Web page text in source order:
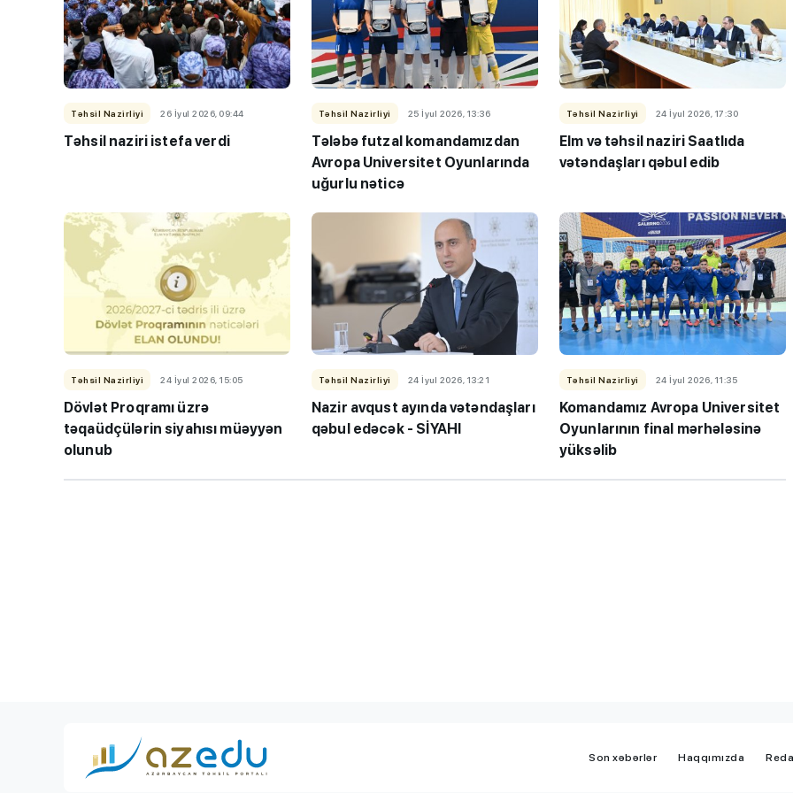
Təhsil Nazirliyi 26 İyul 2026, 09:44
Təhsil naziri istefa verdi
Təhsil Nazirliyi 25 İyul 2026, 13:36
Tələbə futzal komandamızdan
Avropa Universitet Oyunlarında
uğurlu nəticə
Təhsil Nazirliyi 24 İyul 2026, 17:30
Elm və təhsil naziri Saatlıda
vətəndaşları qəbul edib
Təhsil Nazirliyi 24 İyul 2026, 15:05
Dövlət Proqramı üzrə
təqaüdçülərin siyahısı müəyyən
olunub
Təhsil Nazirliyi 24 İyul 2026, 13:21
Nazir avqust ayında vətəndaşları
qəbul edəcək - SİYAHI
Təhsil Nazirliyi 24 İyul 2026, 11:35
Komandamız Avropa Universitet
Oyunlarının final mərhələsinə
yüksəlib
“Həftənin təhsil icmalı”- MİQ,
lisey seçimi, bağçalar və qəbul
imtahanları...
"Həftənin təhsil icmalı": Qəbul
marafonu başa çatdı,
Son xəbərlər Haqqımızda